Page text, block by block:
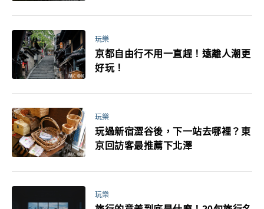
玩樂
京都自由行不用一直趕！遠離人潮更
好玩！
玩樂
玩過新宿澀谷後，下一站去哪裡？東
京回訪客最推薦下北澤
玩樂